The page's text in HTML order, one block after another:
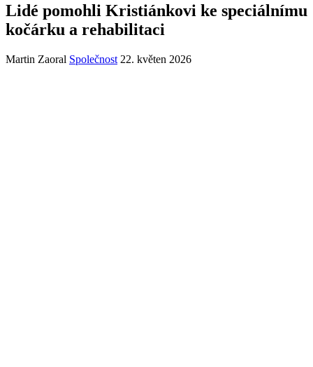
Lidé pomohli Kristiánkovi ke speciálnímu
kočárku a rehabilitaci
Martin Zaoral Společnost 22. květen 2026